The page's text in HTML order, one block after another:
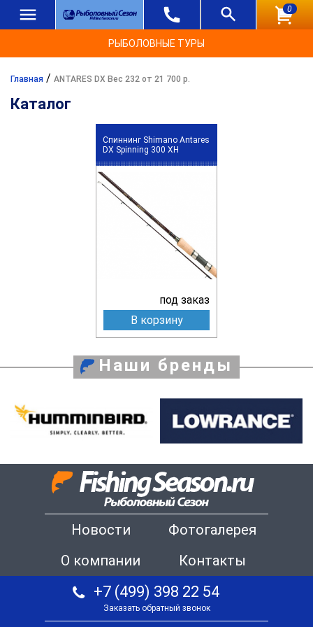
0
РЫБОЛОВНЫЕ ТУРЫ
Главная / ANTARES DX Вес 232 от 21 700 р.
Каталог
Спиннинг Shimano Antares
DX Spinning 300 XH
под заказ
В корзину
Наши бренды
Новости
Фотогалерея
О компании
Контакты
+7 (499) 398 22 54
Заказать обратный звонок